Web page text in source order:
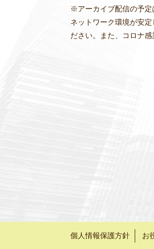
※アーカイブ配信の予定
ネットワーク環境が安
ださい。また、コロナ
個人情報保護方針 お